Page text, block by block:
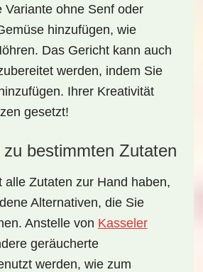
Variante ohne Senf oder
hinzufügen, wie
Das Gericht kann auch
werden, indem Sie
Ihrer Kreativität
gesetzt!
bestimmten Zutaten
alle Zutaten zur Hand haben,
Alternativen, die Sie
Anstelle von Kasseler
geräucherte
werden, wie zum